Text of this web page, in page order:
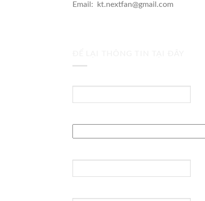
Email: kt.nextfan@gmail.com